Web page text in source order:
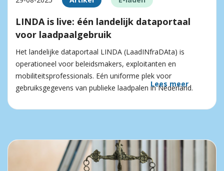
LINDA is live: één landelijk dataportaal
voor laadpaalgebruik
Het landelijke dataportaal LINDA (LaadINfraDAta) is
operationeel voor beleidsmakers, exploitanten en
mobiliteitsprofessionals. Eén uniforme plek voor
gebruiksgegevens van publieke laadpalen in Nederland.
Lees meer